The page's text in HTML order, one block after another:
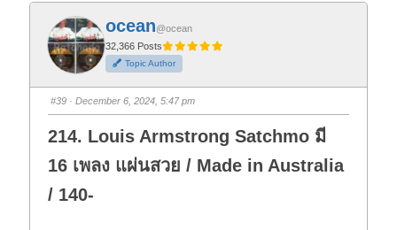
k
f
o
r
t
h
u
m
d
o
n
.
k
o
r
t
h
u
m
u
p
ocean@ocean
32,366 Posts
Topic Author
#39 · December 6, 2024, 5:47 pm
214. Louis Armstrong Satchmo มี
16 เพลง แผ่นสวย / Made in Australia
/ 140-